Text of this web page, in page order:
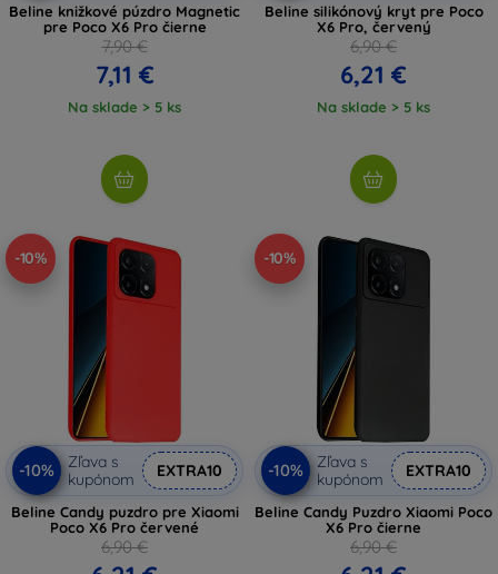
Beline knižkové púzdro Magnetic
pre Poco X6 Pro čierne
7,90 €
7,11 €
Na sklade > 5 ks
Beline silikónový kryt pre Poco
X6 Pro, červený
6,90 €
6,21 €
Na sklade > 5 ks
-10%
-10%
Zľava s
kupónom
EXTRA10
Beline Candy puzdro pre Xiaomi
Poco X6 Pro červené
6,90 €
-10%
-10%
Zľava s
kupónom
EXTRA10
Beline Candy Puzdro Xiaomi Poco
X6 Pro čierne
6,90 €